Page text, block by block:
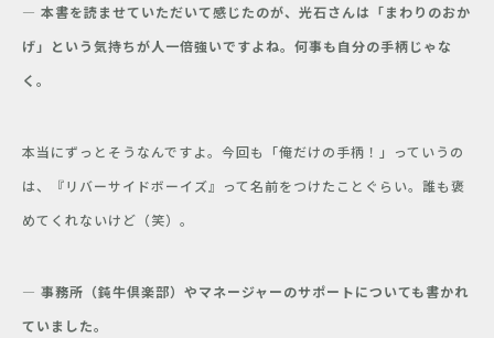
― 本書を読ませていただいて感じたのが、光石さんは「まわりのおか
げ」という気持ちが人一倍強いですよね。何事も自分の手柄じゃな
く。
本当にずっとそうなんですよ。今回も「俺だけの手柄！」っていうの
は、『リバーサイドボーイズ』って名前をつけたことぐらい。誰も褒
めてくれないけど（笑）。
― 事務所（鈍牛倶楽部）やマネージャーのサポートについても書かれ
ていました。